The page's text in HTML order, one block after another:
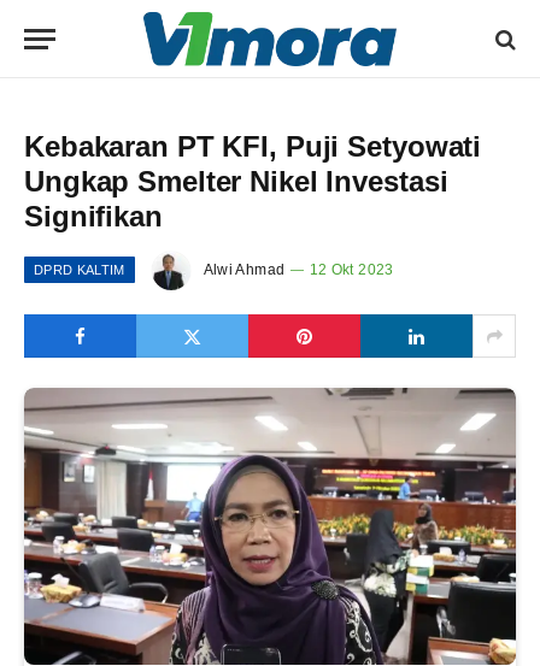
Kebakaran PT KFI, Puji Setyowati
Ungkap Smelter Nikel Investasi
Signifikan
DPRD KALTIM Alwi Ahmad 12 Okt 2023